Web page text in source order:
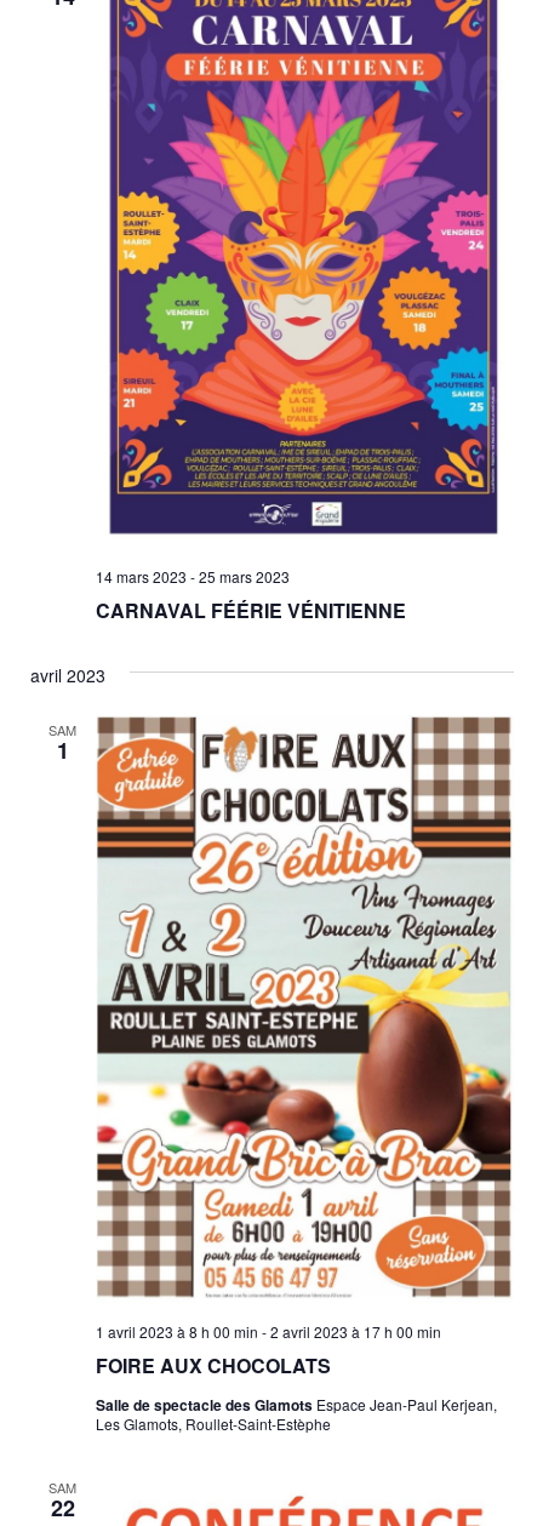
CARNAVAL FÉÉRIE VÉNITIENNE
14 mars 2023 -25 mars 2023
avril 2023
SAM
1
FOIRE AUX CHOCOLATS
1 avril 2023 à 8 h 00 min -2 avril 2023 à 17 h 00 min
Salle de spectacle des Glamots Espace Jean-Paul Kerjean,
Les Glamots, Roullet-Saint-Estèphe
SAM
22